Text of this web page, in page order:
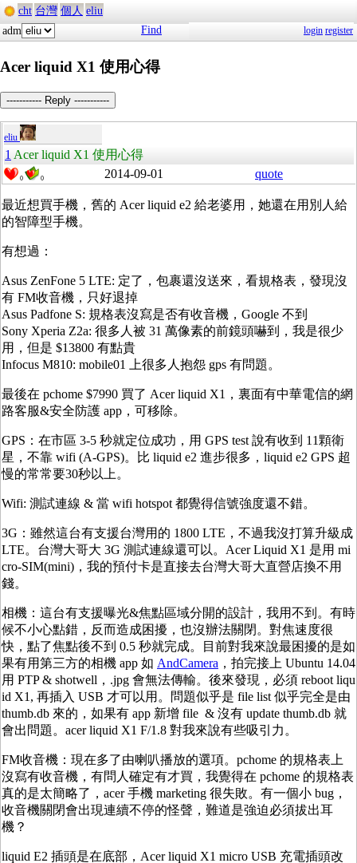
cht 台灣 個人 eliu
adm
Find login register
Acer liquid X1 使用心得
----------- Reply -----------
eliu
1 Acer liquid X1 使用心得
0 0 2014-09-01 quote
最近想買手機，舊的 Acer liquid e2 給老婆用，她還在用別人給
的智障型手機。
有想過：
Asus ZenFone 5 LTE: 定了，包裹還沒送來，看規格表，發現沒
有 FM收音機，只好退掉
Asus Padfone S: 規格表沒寫是否有收音機，Google 不到
Sony Xperia Z2a: 很多人被 31 萬像素的前鏡頭嚇到，我是很少
用，但是 $13800 有點貴
Infocus M810: mobile01 上很多人抱怨 gps 有問題。
最後在 pchome $7990 買了 Acer liquid X1，裏面有中華電信的網
路客服&安全防護 app，可移除。
GPS：在市區 3-5 秒就定位成功，用 GPS test 說有收到 11顆衛
星，不靠 wifi (A-GPS)。比 liquid e2 進步很多，liquid e2 GPS 超
慢的常常要30秒以上。
Wifi: 測試連線 & 當 wifi hotspot 都覺得信號強度還不錯。
3G：雖然這台有支援台灣用的 1800 LTE，不過我沒打算升級成
LTE。台灣大哥大 3G 測試連線還可以。Acer Liquid X1 是用 mi
cro-SIM(mini)，我的預付卡是直接去台灣大哥大直營店換不用
錢。
相機：這台有支援曝光&焦點區域分開的設計，我用不到。有時
候不小心點錯，反而造成困擾，也沒辦法關閉。對焦速度很
快，點了焦點後不到 0.5 秒就完成。目前對我來說最困擾的是如
果有用第三方的相機 app 如 AndCamera ，拍完接上 Ubuntu 14.04
用 PTP & shotwell，.jpg 會無法傳輸。後來發現，必須 reboot liqu
id X1, 再插入 USB 才可以用。問題似乎是 file list 似乎完全是由
thumb.db 來的，如果有 app 新增 file & 沒有 update thumb.db 就
會出問題。acer liquid X1 F/1.8 對我來說有些吸引力。
FM收音機：現在多了由喇叭播放的選項。pchome 的規格表上
沒寫有收音機，有問人確定有才買，我覺得在 pchome 的規格表
真的是太簡略了，acer 手機 marketing 很失敗。有一個小 bug，
收音機關閉會出現連續不停的怪聲，難道是強迫必須拔出耳
機？
liquid E2 插頭是在底部，Acer liquid X1 micro USB 充電插頭改